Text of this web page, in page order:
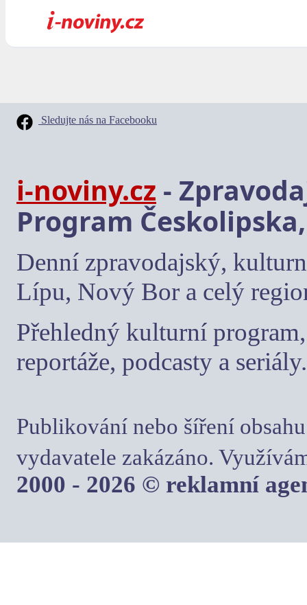
Sledujte nás na Facebooku
i-noviny.cz -
Program
Denní zpravodajský,
Lípu, Nový Bor a celý
Přehledný kulturní
reportáže, podcasty a seriály.
Publikování nebo šíření
vydavatele zakázáno.
2000 - 2026 © reklamní